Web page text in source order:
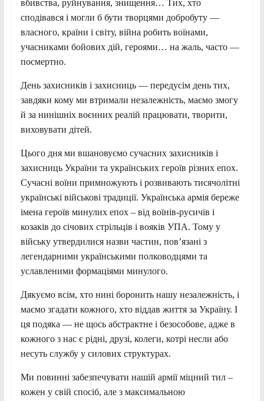
вбивства, руйнування, знищення… Тих, хто
сподівався і могли б бути творцями добробуту —
власного, країни і світу, війна робить воїнами,
учасниками бойових дій, героями… на жаль, часто —
посмертно.
День захисників і захисниць — передусім день тих,
завдяки кому ми втримали незалежність, маємо змогу
й за нинішніх воєнних реалій працювати, творити,
виховувати дітей.
Цього дня ми вшановуємо сучасних захисників і
захисниць України та українських героїв різних епох.
Сучасні воїни примножують і розвивають тисячолітні
українські військові традиції. Українська армія береже
імена героїв минулих епох – від воїнів-русичів і
козаків до січових стрільців і вояків УПА. Тому у
війську утвердилися назви частин, пов’язані з
легендарними українськими полководцями та
уславленими формаціями минулого.
Дякуємо всім, хто нині боронить нашу незалежність, і
маємо згадати кожного, хто віддав життя за Україну. І
ця подяка — не щось абстрактне і безособове, адже в
кожного з нас є рідні, друзі, колеги, котрі несли або
несуть службу у силових структурах.
Ми повинні забезпечувати нашій армії міцний тил –
кожен у свій спосіб, але з максимальною